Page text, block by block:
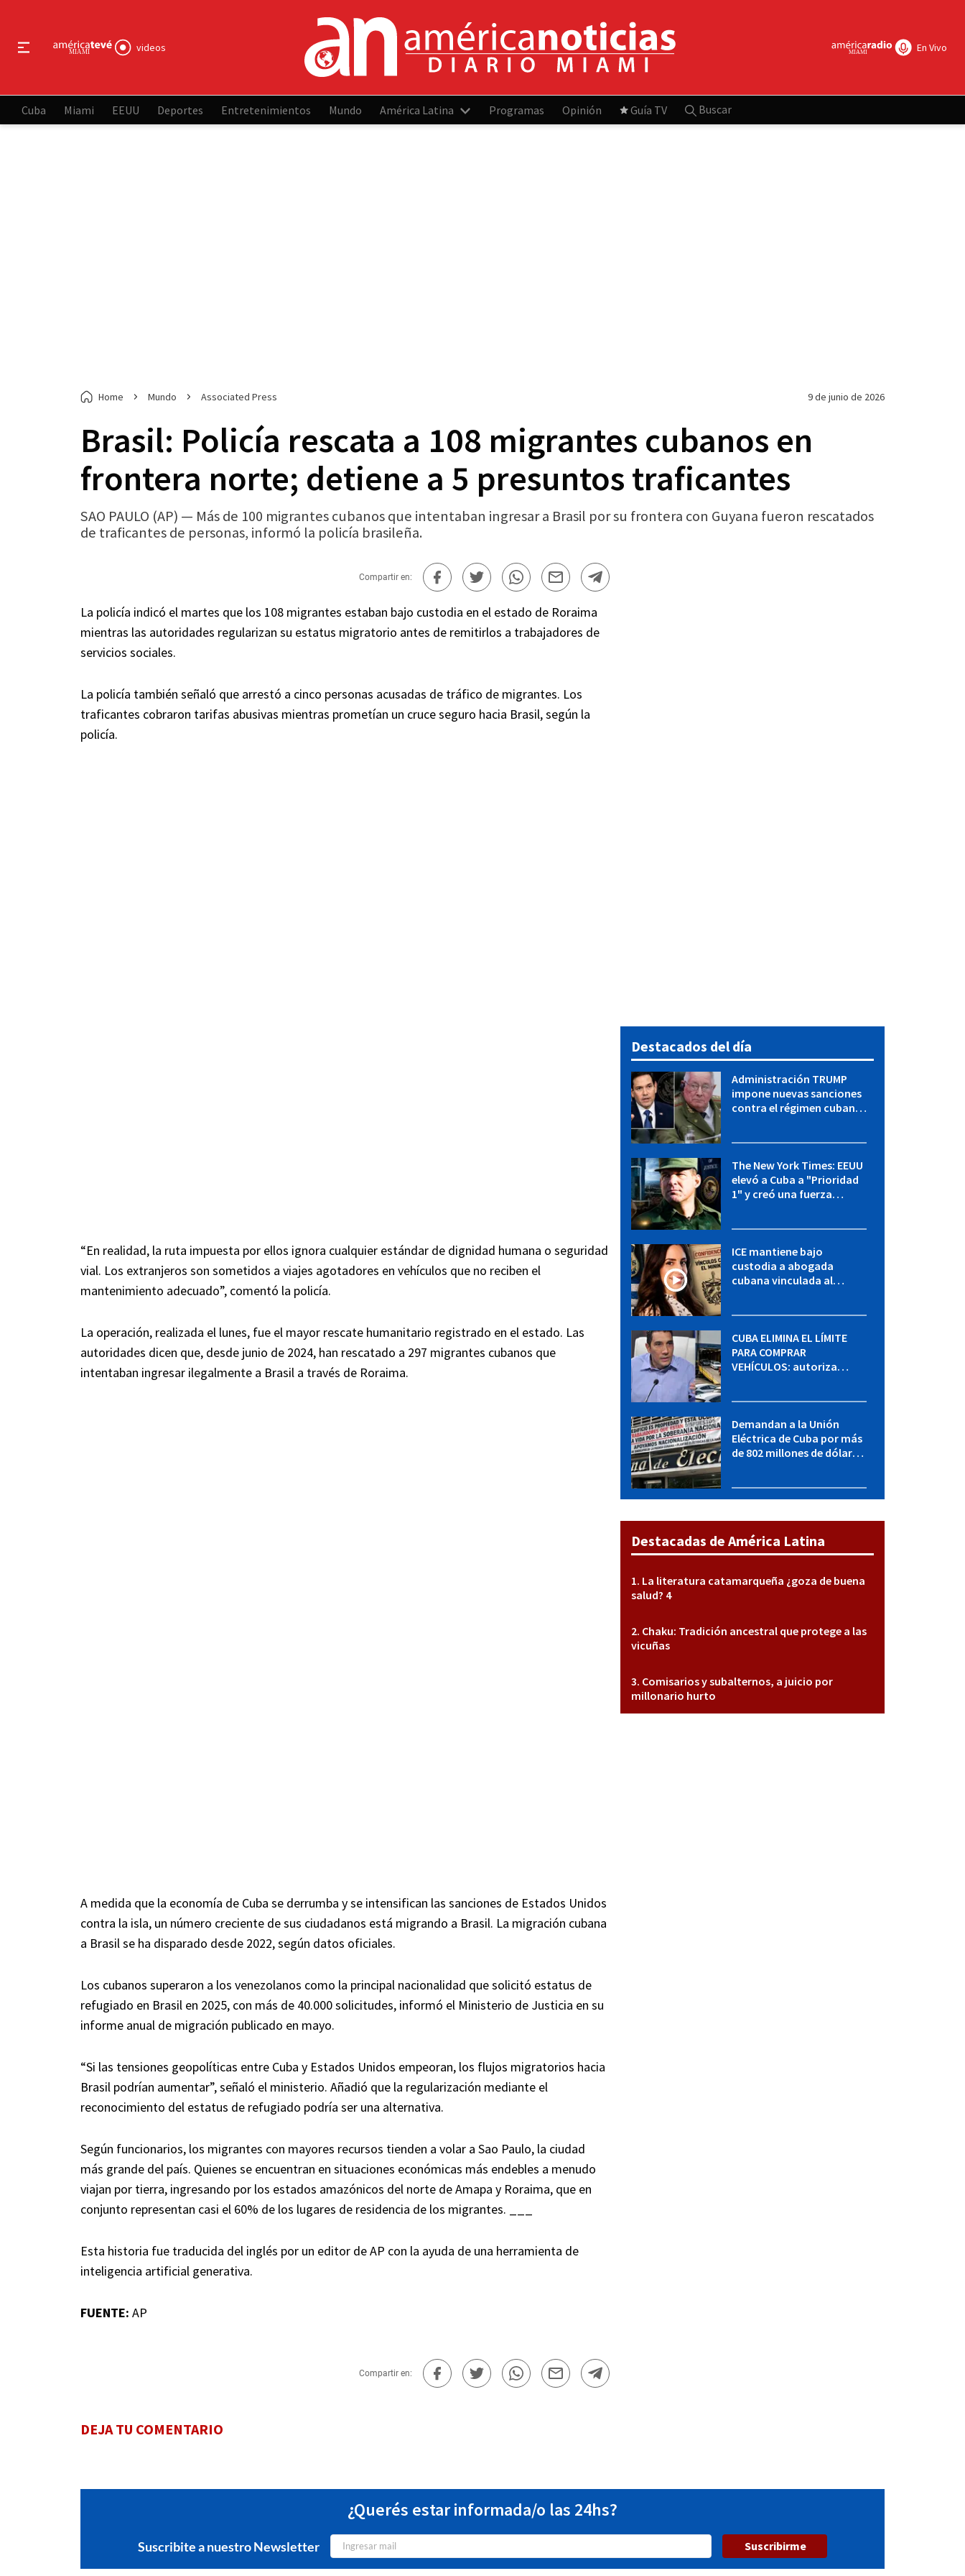
videos En Vivo
Cuba Miami EEUU Deportes Entretenimientos Mundo América Latina Programas Opinión Guía TV Buscar
Home Mundo Associated Press 9 de junio de 2026
Brasil: Policía rescata a 108 migrantes cubanos en
frontera norte; detiene a 5 presuntos traficantes
SAO PAULO (AP) — Más de 100 migrantes cubanos que intentaban ingresar a Brasil por su frontera con Guyana fueron rescatados
de traficantes de personas, informó la policía brasileña.
Compartir en:
La policía indicó el martes que los 108 migrantes estaban bajo custodia en el estado de Roraima
mientras las autoridades regularizan su estatus migratorio antes de remitirlos a trabajadores de
servicios sociales.
La policía también señaló que arrestó a cinco personas acusadas de tráfico de migrantes. Los
traficantes cobraron tarifas abusivas mientras prometían un cruce seguro hacia Brasil, según la
policía.
“En realidad, la ruta impuesta por ellos ignora cualquier estándar de dignidad humana o seguridad
vial. Los extranjeros son sometidos a viajes agotadores en vehículos que no reciben el
mantenimiento adecuado”, comentó la policía.
La operación, realizada el lunes, fue el mayor rescate humanitario registrado en el estado. Las
autoridades dicen que, desde junio de 2024, han rescatado a 297 migrantes cubanos que
intentaban ingresar ilegalmente a Brasil a través de Roraima.
A medida que la economía de Cuba se derrumba y se intensifican las sanciones de Estados Unidos
contra la isla, un número creciente de sus ciudadanos está migrando a Brasil. La migración cubana
a Brasil se ha disparado desde 2022, según datos oficiales.
Los cubanos superaron a los venezolanos como la principal nacionalidad que solicitó estatus de
refugiado en Brasil en 2025, con más de 40.000 solicitudes, informó el Ministerio de Justicia en su
informe anual de migración publicado en mayo.
“Si las tensiones geopolíticas entre Cuba y Estados Unidos empeoran, los flujos migratorios hacia
Brasil podrían aumentar”, señaló el ministerio. Añadió que la regularización mediante el
reconocimiento del estatus de refugiado podría ser una alternativa.
Según funcionarios, los migrantes con mayores recursos tienden a volar a Sao Paulo, la ciudad
más grande del país. Quienes se encuentran en situaciones económicas más endebles a menudo
viajan por tierra, ingresando por los estados amazónicos del norte de Amapa y Roraima, que en
conjunto representan casi el 60% de los lugares de residencia de los migrantes. ___
Esta historia fue traducida del inglés por un editor de AP con la ayuda de una herramienta de
inteligencia artificial generativa.
FUENTE: AP
Compartir en:
DEJA TU COMENTARIO
Destacados del día
Administración TRUMP
impone nuevas sanciones
contra el régimen cubano:
The New York Times: EEUU
elevó a Cuba a "Prioridad
1" y creó una fuerza
ICE mantiene bajo
custodia a abogada
cubana vinculada al
CUBA ELIMINA EL LÍMITE
PARA COMPRAR
VEHÍCULOS: autoriza
Demandan a la Unión
Eléctrica de Cuba por más
de 802 millones de dólares
Destacadas de América Latina
La literatura catamarqueña ¿goza de buena
salud? 4
Chaku: Tradición ancestral que protege a las
vicuñas
Comisarios y subalternos, a juicio por
millonario hurto
¿Querés estar informada/o las 24hs?
Suscribite a nuestro Newsletter Suscribirme